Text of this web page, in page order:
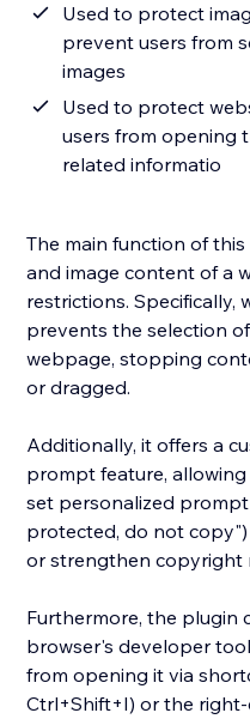
Used to protect
prevent users from
images
Used to protect
users from opening
related informatio
The main function of
and image content of a
restrictions. Specifically,
prevents the selection
webpage, stopping
or dragged.
Additionally, it offers a
prompt feature,
set personalized prompt
protected, do not
or strengthen copyright
Furthermore, the plugin
browser's developer
from opening it via
Ctrl+Shift+I) or the